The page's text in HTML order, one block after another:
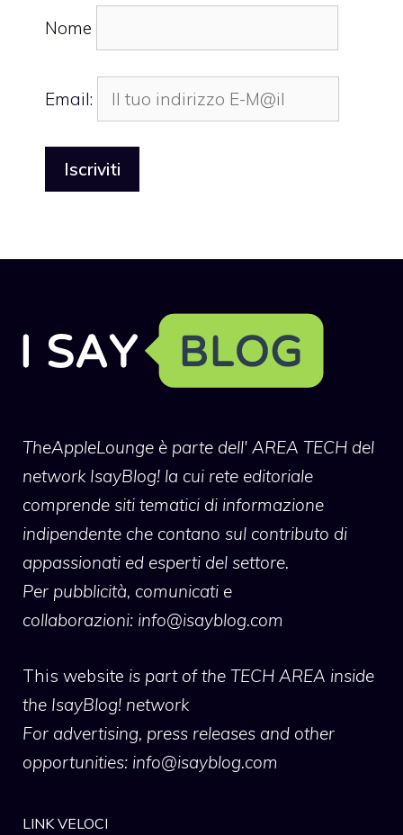
Nome
Email:
TheAppleLounge è parte dell' AREA TECH del
network IsayBlog! la cui rete editoriale
comprende siti tematici di informazione
indipendente che contano sul contributo di
appassionati ed esperti del settore.
Per pubblicità, comunicati e
collaborazioni: info@isayblog.com
This website is part of the TECH AREA inside
the IsayBlog! network
For advertising, press releases and other
opportunities: info@isayblog.com
LINK VELOCI